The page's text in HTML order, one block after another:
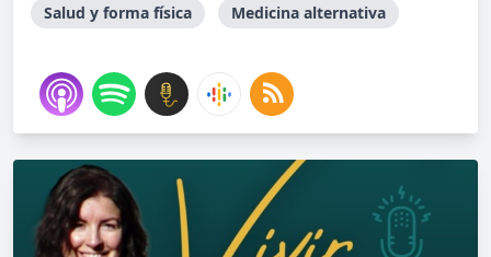
Salud y forma física Medicina alternativa